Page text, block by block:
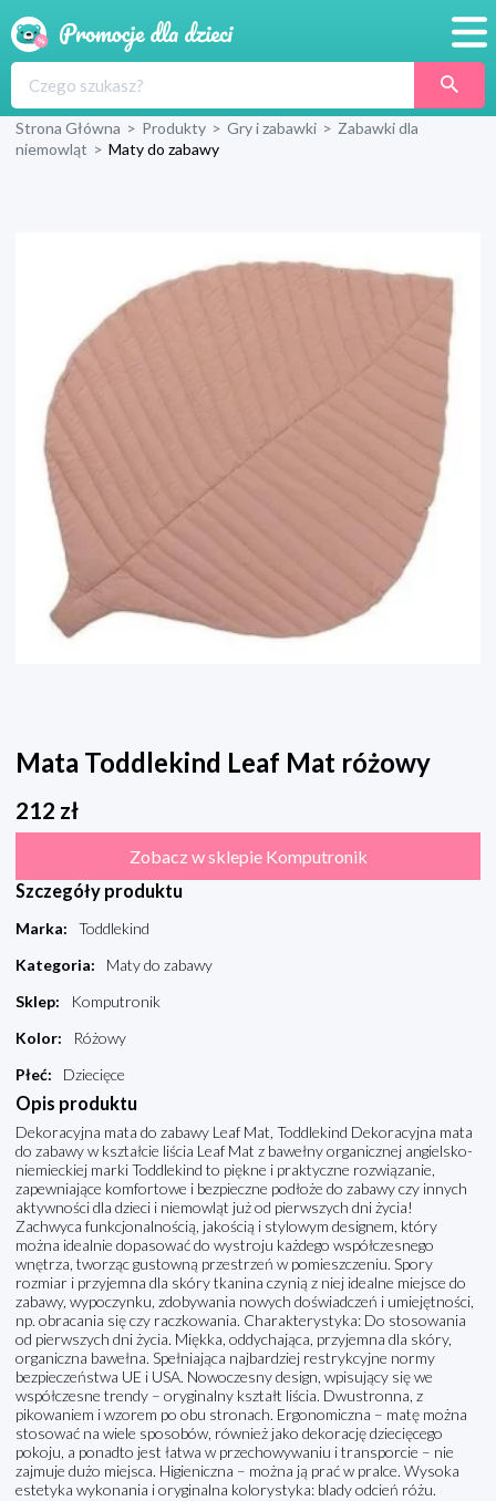
Produkty
Strona Główna > Produkty > Gry i zabawki > Zabawki dla
niemowląt > Maty do zabawy
Mata Toddlekind Leaf Mat różowy
212 zł
Zobacz w sklepie Komputronik
Szczegóły produktu
Marka:
Toddlekind
Kategoria:
Maty do zabawy
Sklep:
Komputronik
Kolor:
Różowy
Płeć: Dziecięce
Opis produktu
Dekoracyjna mata do zabawy Leaf Mat, Toddlekind Dekoracyjna mata
do zabawy w kształcie liścia Leaf Mat z bawełny organicznej angielsko-
niemieckiej marki Toddlekind to piękne i praktyczne rozwiązanie,
zapewniające komfortowe i bezpieczne podłoże do zabawy czy innych
aktywności dla dzieci i niemowląt już od pierwszych dni życia!
Zachwyca funkcjonalnością, jakością i stylowym designem, który
można idealnie dopasować do wystroju każdego współczesnego
wnętrza, tworząc gustowną przestrzeń w pomieszczeniu. Spory
rozmiar i przyjemna dla skóry tkanina czynią z niej idealne miejsce do
zabawy, wypoczynku, zdobywania nowych doświadczeń i umiejętności,
np. obracania się czy raczkowania. Charakterystyka: Do stosowania
od pierwszych dni życia. Miękka, oddychająca, przyjemna dla skóry,
organiczna bawełna. Spełniająca najbardziej restrykcyjne normy
bezpieczeństwa UE i USA. Nowoczesny design, wpisujący się we
współczesne trendy – oryginalny kształt liścia. Dwustronna, z
pikowaniem i wzorem po obu stronach. Ergonomiczna – matę można
stosować na wiele sposobów, również jako dekorację dziecięcego
pokoju, a ponadto jest łatwa w przechowywaniu i transporcie – nie
zajmuje dużo miejsca. Higieniczna – można ją prać w pralce. Wysoka
estetyka wykonania i oryginalna kolorystyka: blady odcień różu.